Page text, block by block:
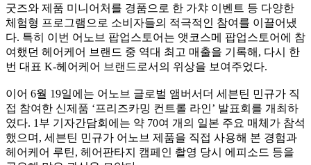
굿즈와 제품 미니어처를 경품으로 한 가챠 이벤트 등 다양한
체험형 프로그램으로 소비자들의 적극적인 참여를 이끌어냈
다. 특히 이번 어노브 팝업스토어는 앳코스메 팝업스토어에 참
여했던 헤어케어 브랜드 중 역대 최고 매출을 기록해, 다시 한
번 대표 K-헤어케어 브랜드로서의 위상을 보여주었다.
이어 6월 19일에는 어노브 글로벌 앰버서더 세븐틴 민규가 직
접 참여한 신제품 ‘프리즈카밍 컨트롤 라인’ 발표회를 개최하
였다. 1부 기자간담회에는 약 70여 개의 일본 주요 매체가 참석
했으며, 세븐틴 민규가 어노브 제품을 직접 사용해 본 경험과
헤어케어 루틴, 헤어판타지 캠페인 촬영 당시 에피소드 등을